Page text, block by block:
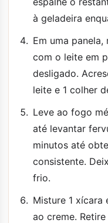
à geladeira
Em uma
com o leite em
desligado.
leite e 1 colher
Leve ao fogo
até levantar
minutos até
consistente.
frio.
Misture 1 xícara
ao creme.